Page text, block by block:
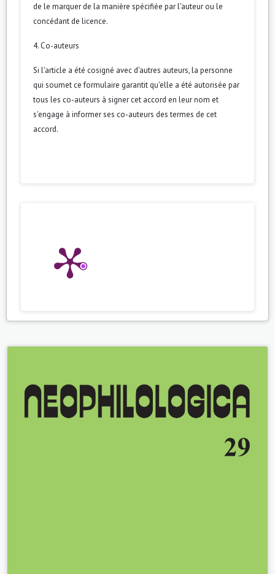
de le marquer de la manière spécifiée par l'auteur ou le
concédant de licence.
4. Co-auteurs
Si l'article a été cosigné avec d'autres auteurs, la personne
qui soumet ce formulaire garantit qu'elle a été autorisée par
tous les co-auteurs à signer cet accord en leur nom et
s'engage à informer ses co-auteurs des termes de cet
accord.